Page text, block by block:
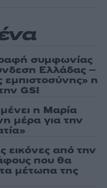
συμφωνίας
Ελλάδας –
η
GSI
η Μαρία
μέρα για την
εικόνες από την
που θα
μέτωπα της